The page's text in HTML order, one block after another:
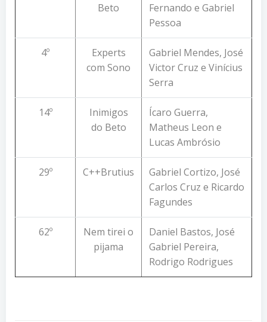
Beto
Fernando e Gabriel
Pessoa
4º
Experts
com Sono
Gabriel Mendes, José
Victor Cruz e Vinícius
Serra
14º
Inimigos
do Beto
Ícaro Guerra,
Matheus Leon e
Lucas Ambrósio
29º C++Brutius
Gabriel Cortizo, José
Carlos Cruz e Ricardo
Fagundes
62º
Nem tirei o
pijama
Daniel Bastos, José
Gabriel Pereira,
Rodrigo Rodrigues